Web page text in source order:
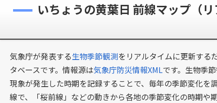
いちょうの黄葉日 前線マップ（
気象庁が発表する生物季節観測をリアルタイムに更新する
タベースです。情報源は気象庁防災情報XMLです。生物季
現象が発生した時期を記録することで、毎年の季節変化
線で、「桜前線」などの動きから各地の季節変化の時期や